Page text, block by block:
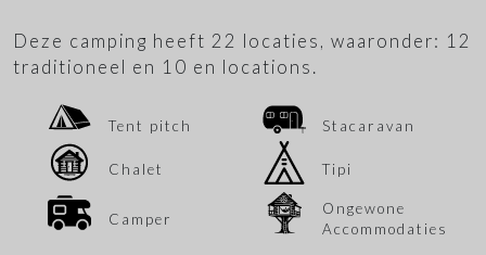
Deze camping heeft 22 locaties, waaronder: 12
traditioneel en 10 en locations.
Tent pitch Stacaravan
Chalet Tipi
Camper
Ongewone
Accommodaties